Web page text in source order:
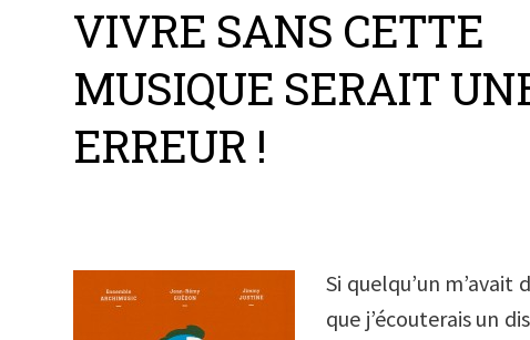
VIVRE SANS CETTE
MUSIQUE SERAIT
ERREUR !
Si quelqu’un m’avait
que j’écouterais un